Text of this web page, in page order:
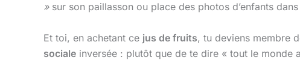
»sur son paillasson ou place des photos d’enfants
Et toi, en achetant ce jus de fruits, tu deviens membre
sociale inversée : plutôt que de te dire « tout le monde